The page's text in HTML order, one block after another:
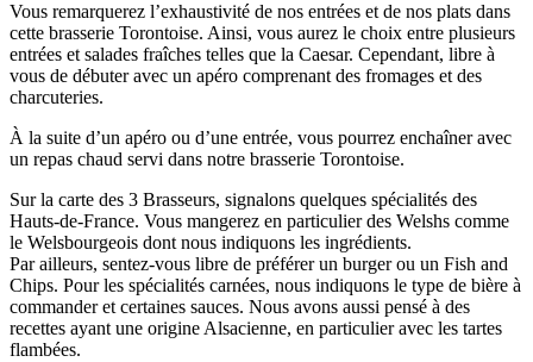
Vous remarquerez l’exhaustivité de nos entrées et de nos plats dans
cette brasserie Torontoise. Ainsi, vous aurez le choix entre plusieurs
entrées et salades fraîches telles que la Caesar. Cependant, libre à
vous de débuter avec un apéro comprenant des fromages et des
charcuteries.
À la suite d’un apéro ou d’une entrée, vous pourrez enchaîner avec
un repas chaud servi dans notre brasserie Torontoise.
Sur la carte des 3 Brasseurs, signalons quelques spécialités des
Hauts-de-France. Vous mangerez en particulier des Welshs comme
le Welsbourgeois dont nous indiquons les ingrédients.
Par ailleurs, sentez-vous libre de préférer un burger ou un Fish and
Chips. Pour les spécialités carnées, nous indiquons le type de bière à
commander et certaines sauces. Nous avons aussi pensé à des
recettes ayant une origine Alsacienne, en particulier avec les tartes
flambées.